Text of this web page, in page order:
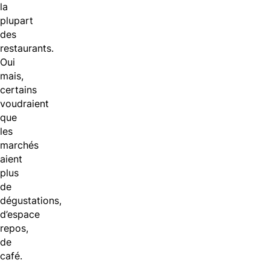
la
plupart
des
restaurants.
Oui
mais,
certains
voudraient
que
les
marchés
aient
plus
de
dégustations,
d’espace
repos,
de
café.